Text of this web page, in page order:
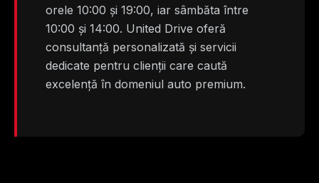
orele 10:00 și 19:00, iar sâmbăta între
10:00 și 14:00. United Drive oferă
consultanță personalizată și servicii
dedicate pentru clienții care caută
excelență în domeniul auto premium.